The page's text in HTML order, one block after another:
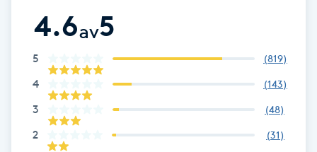
Hälsa
Hälsprickor
4.6av5
5 (819)
4 (143)
3 (48)
2 (31)